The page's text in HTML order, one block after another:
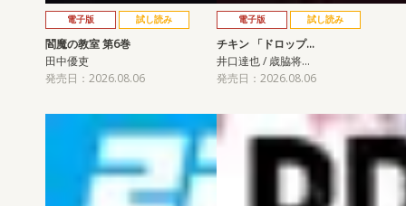
電子版 試し読み
閻魔の教室 第6巻
田中優吏
発売日：2026.08.06
電子版 試し読み
チキン 「ドロップ…
井口達也 / 歳脇将…
発売日：2026.08.06